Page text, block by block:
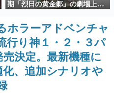
れた、電ファミ渾身の“殿堂入り”記
ーの方々に製作時のエピソードをお
画（ゲーム）とは何か？を探ってい
けない。『赫本』は、〈試験問題〉
小説集です。
期「烈日の黄金郷」の劇場上映
が決定！レグ役・伊瀬茉莉也さ
んらが登壇する舞台挨拶も実施
ホラーアドベンチャ
行り神１・２・３パ
決定。最新機種に
、追加シナリオや